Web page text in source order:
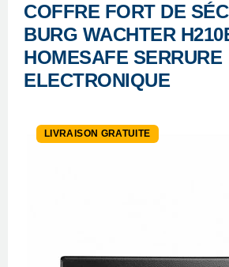
COFFRE FORT DE
BURG WACHTER
HOMESAFE SERRURE
ELECTRONIQUE
LIVRAISON GRATUITE